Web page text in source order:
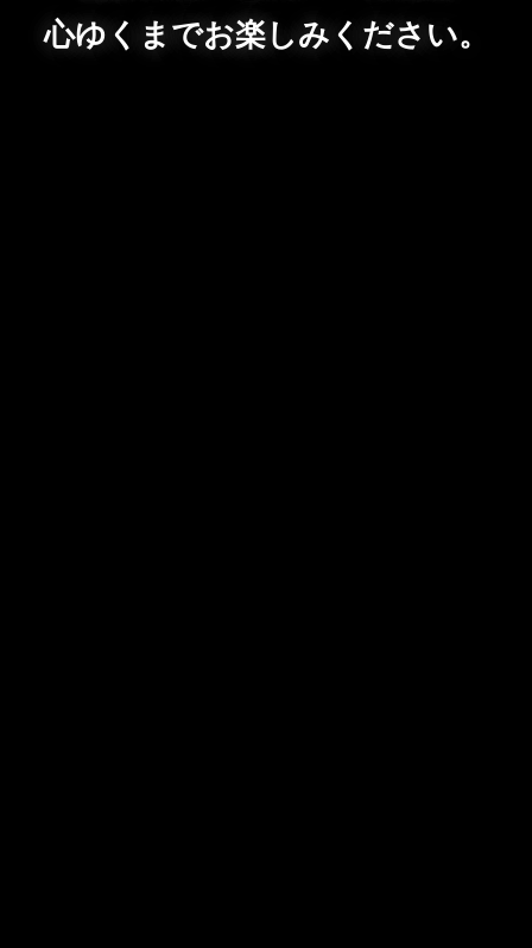
心ゆくまでお楽しみください。